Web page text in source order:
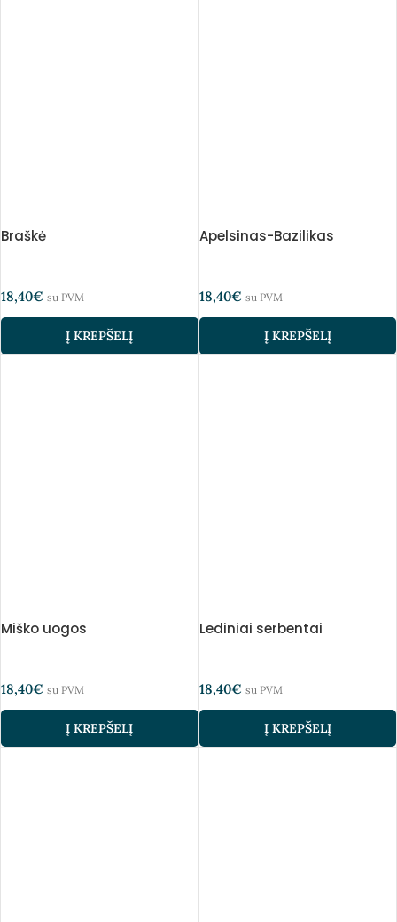
Braškė
18,40€ su PVM
Į KREPŠELĮ
Apelsinas-Bazilikas
18,40€ su PVM
Į KREPŠELĮ
Miško uogos
18,40€ su PVM
Į KREPŠELĮ
Lediniai serbentai
18,40€ su PVM
Į KREPŠELĮ